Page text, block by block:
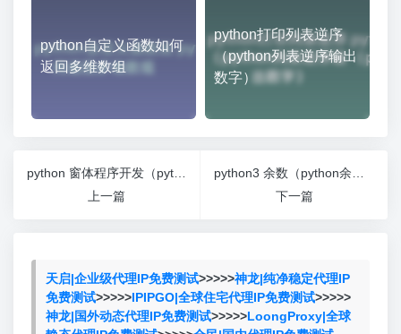
python自定义函数如何
返回多维数组
python打印列表逆序
（python列表逆序输出
数字）
上一篇
下一篇
天启|企业级代理IP免费测试>>>>>神龙|纯净稳定代理IP
免费测试>>>>>IPIPGO|全球住宅代理IP免费测试>>>>>
神龙|国外动态代理IP免费测试>>>>>LoongProxy|全球